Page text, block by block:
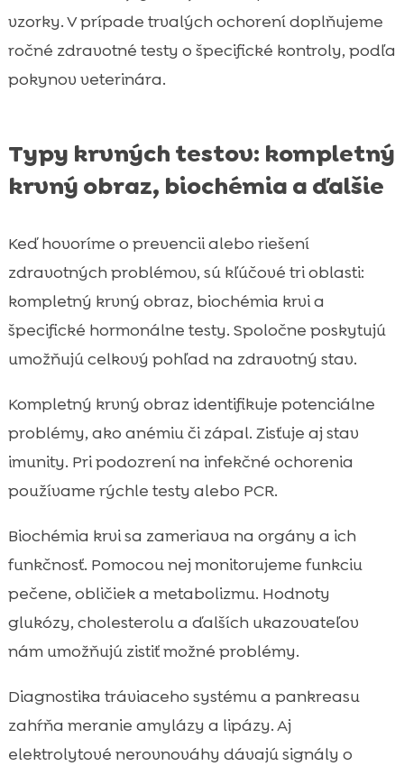
vzorky. V prípade trvalých ochorení doplňujeme
ročné zdravotné testy o špecifické kontroly, podľa
pokynov veterinára.
Typy krvných testov: kompletný
krvný obraz, biochémia a ďalšie
Keď hovoríme o prevencii alebo riešení
zdravotných problémov, sú kľúčové tri oblasti:
kompletný krvný obraz, biochémia krvi a
špecifické hormonálne testy. Spoločne poskytujú
umožňujú celkový pohľad na zdravotný stav.
Kompletný krvný obraz identifikuje potenciálne
problémy, ako anémiu či zápal. Zisťuje aj stav
imunity. Pri podozrení na infekčné ochorenia
používame rýchle testy alebo PCR.
Biochémia krvi sa zameriava na orgány a ich
funkčnosť. Pomocou nej monitorujeme funkciu
pečene, obličiek a metabolizmu. Hodnoty
glukózy, cholesterolu a ďalších ukazovateľov
nám umožňujú zistiť možné problémy.
Diagnostika tráviaceho systému a pankreasu
zahŕňa meranie amylázy a lipázy. Aj
elektrolytové nerovnováhy dávajú signály o